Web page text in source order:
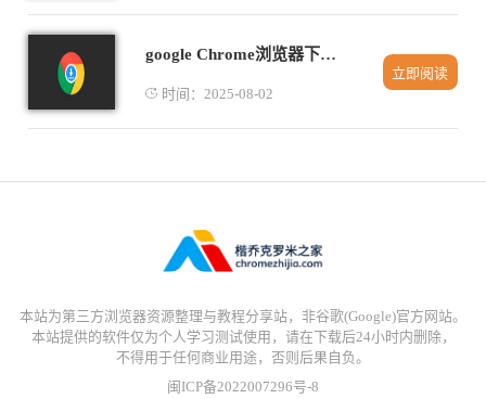
google Chrome浏览器下载路径修改详细教程解析
时间：2025-08-02
立即阅读
本站为第三方浏览器资源整理与教程分享站，非谷歌(Google)官方网站。
本站提供的软件仅为个人学习测试使用，请在下载后24小时内删除，
不得用于任何商业用途，否则后果自负。
闽ICP备2022007296号-8